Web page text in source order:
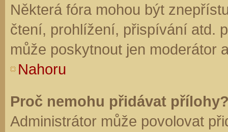
Některá fóra mohou být
čtení, prohlížení, přispívání atd.
může poskytnout jen moderátor
Nahoru
Proč nemohu přidávat
Administrátor může povolovat